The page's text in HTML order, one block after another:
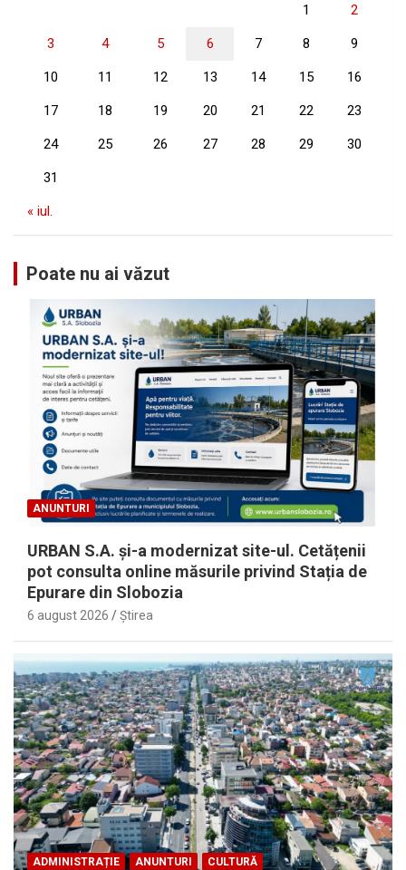
1 2
3 4 5 6 7 8 9
10 11 12 13 14 15 16
17 18 19 20 21 22 23
24 25 26 27 28 29 30
31
« iul.
Poate nu ai văzut
ANUNTURI
URBAN S.A. și-a modernizat site-ul. Cetățenii
pot consulta online măsurile privind Stația de
Epurare din Slobozia
6 august 2026 Ştirea
ADMINISTRAȚIE ANUNTURI CULTURĂ